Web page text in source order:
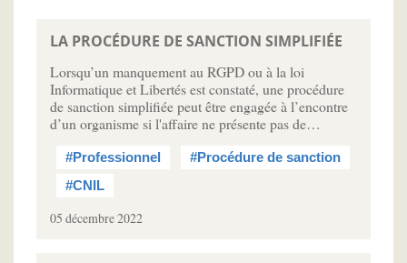
LA PROCÉDURE DE SANCTION SIMPLIFIÉE
Lorsqu’un manquement au RGPD ou à la loi
Informatique et Libertés est constaté, une procédure
de sanction simplifiée peut être engagée à l’encontre
d’un organisme si l'affaire ne présente pas de…
#Professionnel
#Procédure de sanction
#CNIL
05 décembre 2022